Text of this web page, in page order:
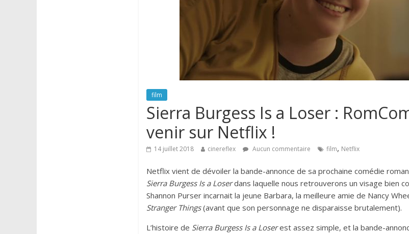
film
Sierra Burgess Is a Loser :
venir sur Netflix !
14 juillet 2018 cinereflex Aucun commentaire film, Netflix
Netflix vient de dévoiler la bande-annonce de sa prochaine comédie
Sierra Burgess Is a Loserdans laquelle nous retrouverons un visage bien
Shannon Purser incarnait la jeune Barbara, la meilleure amie de Nancy
Stranger Things(avant que son personnage ne disparaisse brutalement).
L’histoire de Sierra Burgess Is a Loserest assez simple, et la bande-